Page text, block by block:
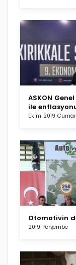
ASKON
ile
Ekim 2019
Otomotivin
2019 Perşembe